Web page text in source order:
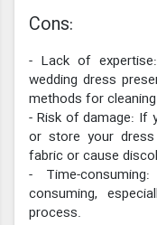
Cons:
- Lack of
wedding dress
methods for
- Risk of damage: If
or store your
fabric or cause
- Time-
consuming,
process.